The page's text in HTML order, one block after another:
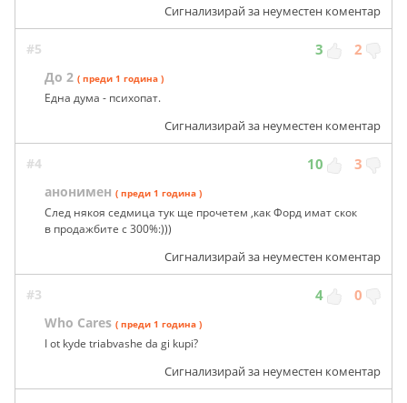
Сигнализирай за неуместен коментар
#5 3 2
До 2 ( преди 1 година )
Една дума - психопат.
Сигнализирай за неуместен коментар
#4 10 3
анонимен ( преди 1 година )
След някоя седмица тук ще прочетем ,как Форд имат скок
в продажбите с 300%:)))
Сигнализирай за неуместен коментар
#3 4 0
Who Cares ( преди 1 година )
I ot kyde triabvashe da gi kupi?
Сигнализирай за неуместен коментар